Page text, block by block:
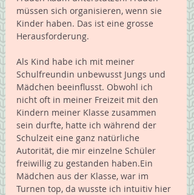
müssen sich organisieren, wenn sie
Kinder haben. Das ist eine grosse
Herausforderung.
Als Kind habe ich mit meiner
Schulfreundin unbewusst Jungs und
Mädchen beeinflusst. Obwohl ich
nicht oft in meiner Freizeit mit den
Kindern meiner Klasse zusammen
sein durfte, hatte ich während der
Schulzeit eine ganz natürliche
Autorität, die mir einzelne Schüler
freiwillig zu gestanden haben.Ein
Mädchen aus der Klasse, war im
Turnen top, da wusste ich intuitiv hier